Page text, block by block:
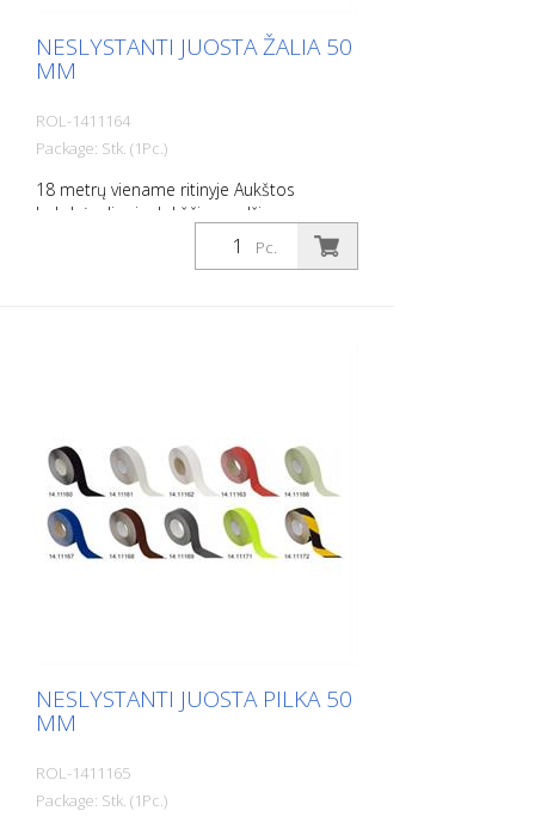
NESLYSTANTI JUOSTA ŽALIA 50
MM
ROL-1411164
Package: Stk. (1Pc.)
18 metrų viename ritinyje Aukštos
kokybės, lipni, plokščia medžiaga,
pasižyminti maksimaliu sukibimu ir puikiu
prisitaikymu. Idealiai tinka kloti ant
Pc.
NESLYSTANTI JUOSTA PILKA 50
MM
ROL-1411165
Package: Stk. (1Pc.)